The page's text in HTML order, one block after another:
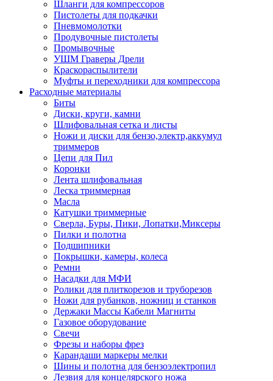
Шланги для компрессоров
Пистолеты для подкачки
Пневмомолотки
Продувочные пистолеты
Промывочные
УШМ Граверы Дрели
Краскораспылители
Муфты и переходники для компрессора
Расходные материалы
Биты
Диски, круги, камни
Шлифовальная сетка и листы
Ножи и диски для бензо,электр,аккумул
триммеров
Цепи для Пил
Коронки
Лента шлифовальная
Леска триммерная
Масла
Катушки триммерные
Сверла, Буры, Пики, Лопатки,Миксеры
Пилки и полотна
Подшипники
Покрышки, камеры, колеса
Ремни
Насадки для МФИ
Ролики для плиткорезов и труборезов
Ножи для рубанков, ножниц и станков
Держаки Массы Кабели Магниты
Газовое оборудование
Свечи
Фрезы и наборы фрез
Карандаши маркеры мелки
Шины и полотна для бензоэлектропил
Лезвия для концелярского ножа